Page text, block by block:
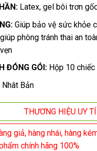
Latex, gel bôi trơn
Giúp bảo vệ sức khỏe
phòng tránh thai an
ĐÓNG GÓI: Hộp 10 chiếc
Nhât Bản
THƯƠNG HIỆU UY
giả, hàng nhái, hàng
chính hãng 100%